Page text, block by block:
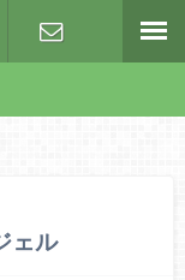
ェル